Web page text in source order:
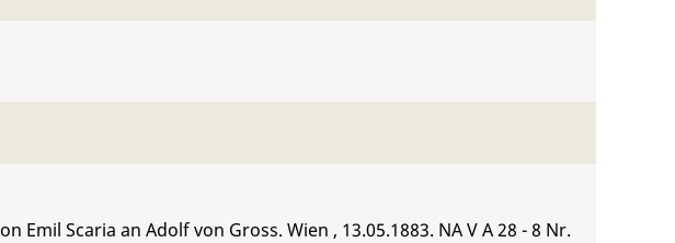
Emil Scaria an Adolf von Gross. Wien , 13.05.1883. NA V A 28 - 8 Nr.